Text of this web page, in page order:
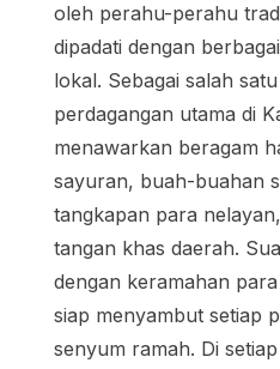
oleh perahu-perahu
dipadati dengan
lokal. Sebagai salah
perdagangan utama di
menawarkan beragam
sayuran, buah-buahan
tangkapan para
tangan khas daerah.
dengan keramahan
siap menyambut setiap
senyum ramah. Di